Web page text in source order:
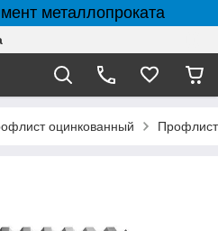
металлопроката
оцинкованный